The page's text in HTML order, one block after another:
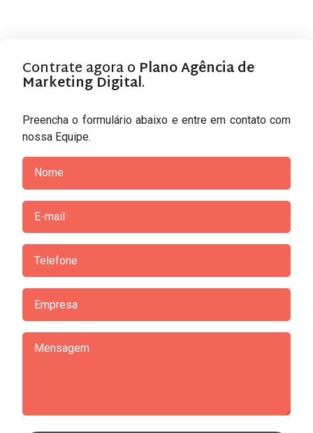
Contrate agora o Plano Agência de
Marketing Digital.
Preencha o formulário abaixo e entre em contato com
nossa Equipe.